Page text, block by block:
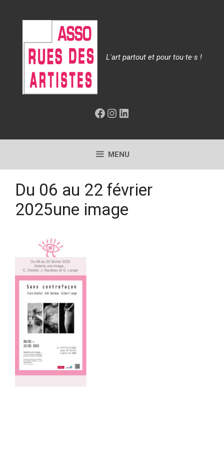
L'art partout et pour tou·te·s !
Facebook
Instagram
LinkedIn
MENU
Du 06 au 22 février
2025une image